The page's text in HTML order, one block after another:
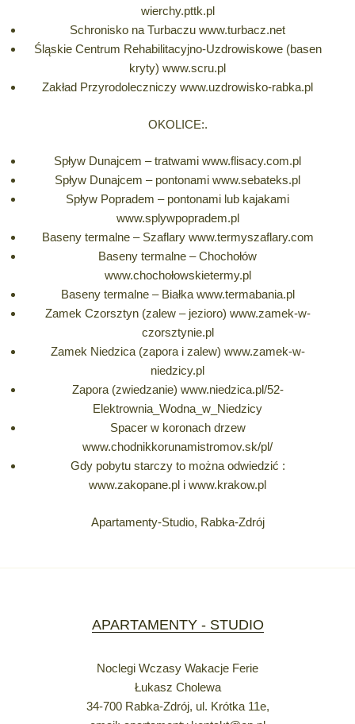
wierchy.pttk.pl
Schronisko na Turbaczu www.turbacz.net
Śląskie Centrum Rehabilitacyjno-Uzdrowiskowe (basen
kryty) www.scru.pl
Zakład Przyrodoleczniczy www.uzdrowisko-rabka.pl
OKOLICE:.
Spływ Dunajcem – tratwami www.flisacy.com.pl
Spływ Dunajcem – pontonami www.sebateks.pl
Spływ Popradem – pontonami lub kajakami
www.splywpopradem.pl
Baseny termalne – Szaflary www.termyszaflary.com
Baseny termalne – Chochołów
www.chochołowskietermy.pl
Baseny termalne – Białka www.termabania.pl
Zamek Czorsztyn (zalew – jezioro) www.zamek-w-
czorsztynie.pl
Zamek Niedzica (zapora i zalew) www.zamek-w-
niedzicy.pl
Zapora (zwiedzanie) www.niedzica.pl/52-
Elektrownia_Wodna_w_Niedzicy
Spacer w koronach drzew
www.chodnikkorunamistromov.sk/pl/
Gdy pobytu starczy to można odwiedzić :
www.zakopane.pl i www.krakow.pl
Apartamenty-Studio, Rabka-Zdrój
APARTAMENTY - STUDIO
Noclegi Wczasy Wakacje Ferie
Łukasz Cholewa
34-700 Rabka-Zdrój, ul. Krótka 11e,